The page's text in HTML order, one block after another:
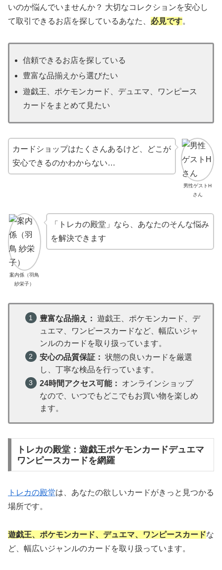
いのか悩んでいませんか？ 大切なコレクションを安心し
て取引できるお店を探しているあなた、 必見です。
信頼できるお店を探している
豊富な品揃えから選びたい
遊戯王、ポケモンカード、デュエマ、ワンピース
カードをまとめて見たい
男性ゲストH
さん
カードショップはたくさんあるけど、どこが
安心できるのかわからない…
案内係（羽鳥
紗栄子）
「トレカの殿堂」なら、あなたのそんな悩み
を解決できます
豊富な品揃え： 遊戯王、ポケモンカード、デ
ュエマ、ワンピースカードなど、幅広いジャ
ンルのカードを取り扱っています。
安心の品質保証： 状態の良いカードを厳選
し、丁寧な検品を行っています。
24時間アクセス可能：
オンラインショップ
なので、いつでもどこでもお買い物を楽しめ
ます。
トレカの殿堂：遊戯王ポケモンカードデュエマ
ワンピースカードを網羅
トレカの殿堂は、あなたの欲しいカードがきっと見つかる
場所です。
遊戯王、ポケモンカード、デュエマ、ワンピースカードな
ど、幅広いジャンルのカードを取り扱っています。